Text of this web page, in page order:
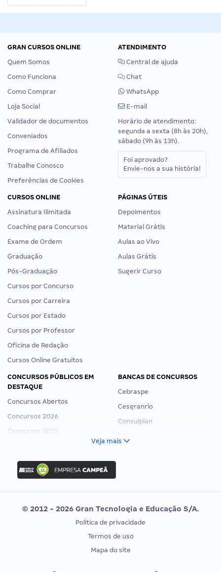
GRAN CURSOS ONLINE
Quem Somos
Como Funciona
Como Comprar
Loja Social
Validador de documentos
Conveniados
Programa de Afiliados
Trabalhe Conosco
Preferências de Cookies
ATENDIMENTO
Central de ajuda
Chat
WhatsApp
E-mail
Horário de atendimento:
segunda a sexta (8h às 20h),
sábado (9h às 13h).
Foi aprovado?
Envie-nos a sua história!
CURSOS ONLINE
Assinatura Ilimitada
Coaching para Concursos
Exame de Ordem
Graduação
Pós-Graduação
Cursos por Concurso
Cursos por Carreira
Cursos por Estado
Cursos por Professor
Oficina de Redação
Cursos Online Gratuitos
PÁGINAS ÚTEIS
Depoimentos
Material Grátis
Aulas ao Vivo
Aulas Grátis
Sugerir Curso
CONCURSOS PÚBLICOS EM
DESTAQUE
Concursos Abertos
Concursos 2026
Concursos 2025
Concurso Ibama
Concurso MPU
Editais publicados
BANCAS DE CONCURSOS
Cebraspe
Cesgranrio
Consulplan
Vunesp
CONCURSOS POR PROFISSÃO
EXAME DE ORDEM
Veja mais
© 2012 - 2026 Gran Tecnologia e Educação S/A.
Política de privacidade
Termos de uso
Mapa do site